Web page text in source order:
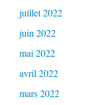
juillet 2022
juin 2022
mai 2022
avril 2022
mars 2022